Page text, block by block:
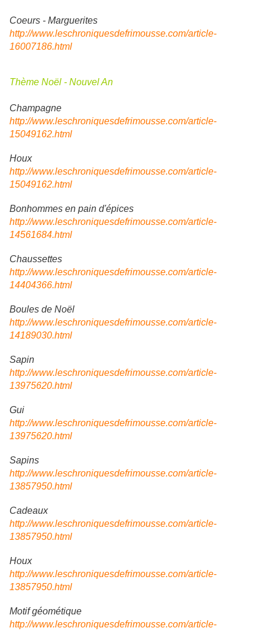
Coeurs - Marguerites
http://www.leschroniquesdefrimousse.com/article-
16007186.html
Thème Noël - Nouvel An
Champagne
http://www.leschroniquesdefrimousse.com/article-
15049162.html
Houx
http://www.leschroniquesdefrimousse.com/article-
15049162.html
Bonhommes en pain d'épices
http://www.leschroniquesdefrimousse.com/article-
14561684.html
Chaussettes
http://www.leschroniquesdefrimousse.com/article-
14404366.html
Boules de Noël
http://www.leschroniquesdefrimousse.com/article-
14189030.html
Sapin
http://www.leschroniquesdefrimousse.com/article-
13975620.html
Gui
http://www.leschroniquesdefrimousse.com/article-
13975620.html
Sapins
http://www.leschroniquesdefrimousse.com/article-
13857950.html
Cadeaux
http://www.leschroniquesdefrimousse.com/article-
13857950.html
Houx
http://www.leschroniquesdefrimousse.com/article-
13857950.html
Motif géométique
http://www.leschroniquesdefrimousse.com/article-